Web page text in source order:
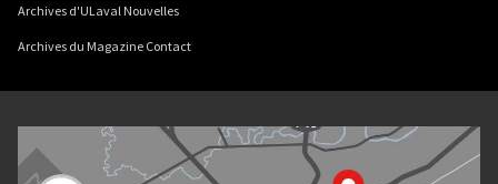
Archives d'ULaval Nouvelles
Archives du Magazine Contact